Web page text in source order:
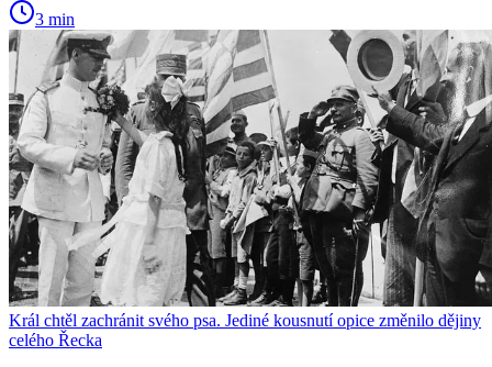
3 min
Král chtěl zachránit svého psa. Jediné kousnutí opice změnilo dějiny
celého Řecka